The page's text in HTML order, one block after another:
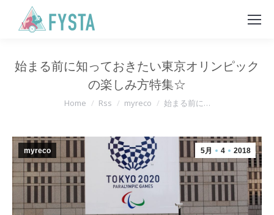
始まる前に知っておきたい東京オリンピック
の楽しみ方特集☆
You are here:
Home Rss myreco 始まる前に…
5月 4 2018
myreco